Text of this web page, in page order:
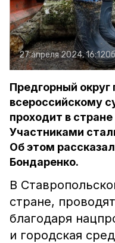
27 апреля 2024, 16:12
Предгорный
всероссийскому
проходит в
Участниками
Об этом
Бондаренко.
В
стране,
благодаря
и городская